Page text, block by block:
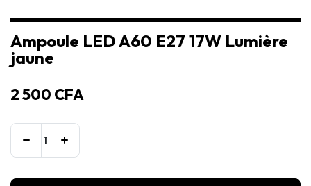
Ampoule LED A60 E27 17W Lumière
jaune
2 500 CFA